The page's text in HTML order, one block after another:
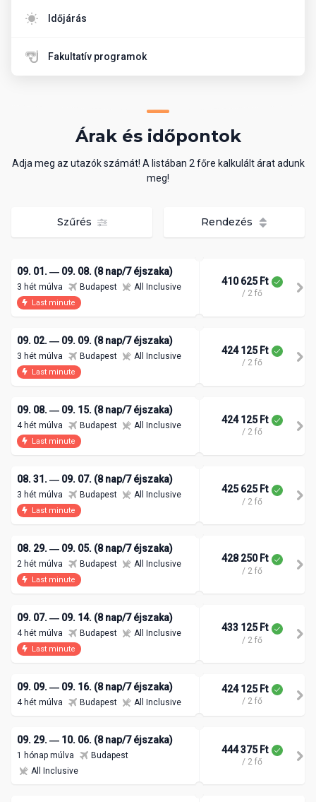
Időjárás
Fakultatív programok
Árak és időpontok
Adja meg az utazók számát! A listában 2 főre kalkulált árat adunk
meg!
Szűrés Rendezés
09. 01. ― 09. 08. (8 nap/7 éjszaka)
3 hét múlva Budapest All Inclusive
Last minute
410 625 Ft
/ 2 fő
09. 02. ― 09. 09. (8 nap/7 éjszaka)
3 hét múlva Budapest All Inclusive
Last minute
424 125 Ft
/ 2 fő
09. 08. ― 09. 15. (8 nap/7 éjszaka)
4 hét múlva Budapest All Inclusive
Last minute
424 125 Ft
/ 2 fő
08. 31. ― 09. 07. (8 nap/7 éjszaka)
3 hét múlva Budapest All Inclusive
Last minute
425 625 Ft
/ 2 fő
08. 29. ― 09. 05. (8 nap/7 éjszaka)
2 hét múlva Budapest All Inclusive
Last minute
428 250 Ft
/ 2 fő
09. 07. ― 09. 14. (8 nap/7 éjszaka)
4 hét múlva Budapest All Inclusive
Last minute
433 125 Ft
/ 2 fő
09. 09. ― 09. 16. (8 nap/7 éjszaka)
4 hét múlva Budapest All Inclusive
424 125 Ft
/ 2 fő
09. 29. ― 10. 06. (8 nap/7 éjszaka)
1 hónap múlva
Budapest
All Inclusive
444 375 Ft
/ 2 fő